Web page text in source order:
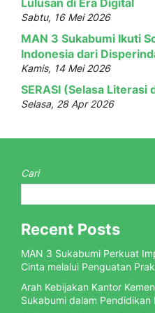
Sabtu, 16 Mei 2026
MAN 3 Sukabumi Ikuti
Indonesia dari
Kamis, 14 Mei 2026
SERASI (Selasa Literasi
Selasa, 28 Apr 2026
Cari
Recent Posts
MAN 3 Sukabumi Perkuat
Cinta melalui Penguatan
Arah Kebijakan Kantor
Sukabumi dalam Pendidikan